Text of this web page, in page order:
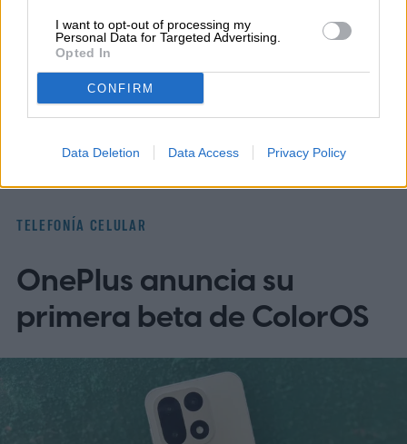
I want to opt-out of processing my
Personal Data for Targeted Advertising.
Opted In
CONFIRM
Data Deletion Data Access Privacy Policy
Topics
ComputaciónHomepageTelefonía celular
TELEFONÍA CELULAR
OnePlus anuncia su
primera beta de ColorOS